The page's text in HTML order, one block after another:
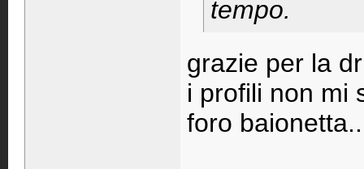
tempo.
grazie per la
i profili non mi
foro